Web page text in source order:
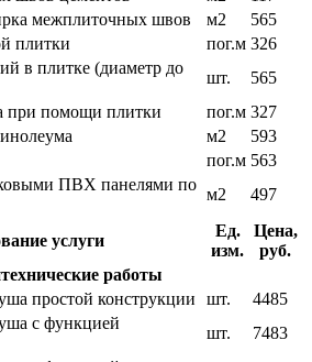
межплиточных швов
м2
565
плитки
пог.м 326
в плитке (диаметр до
шт.
565
при помощи плитки
пог.м 327
м2
593
пог.м 563
ПВХ панелями по
м2 497
услуги
Ед.
изм.
Цена,
руб.
работы
простой конструкции
шт.
4485
с функцией
шт.
7483